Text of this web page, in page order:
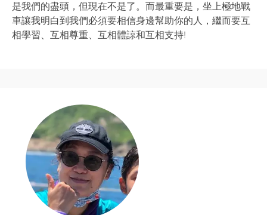
是我們的盡頭，但現在不是了。而最重要是，坐上極地戰
車讓我明白到我們必須要相信身邊幫助你的人，繼而要互
相學習、互相尊重、互相體諒和互相支持!